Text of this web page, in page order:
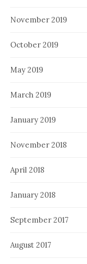
November 2019
October 2019
May 2019
March 2019
January 2019
November 2018
April 2018
January 2018
September 2017
August 2017